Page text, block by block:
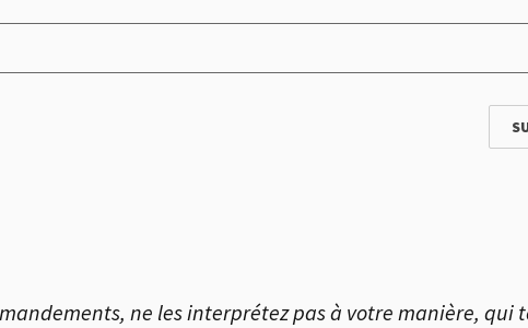
ne les interprétez pas à votre manière, qui